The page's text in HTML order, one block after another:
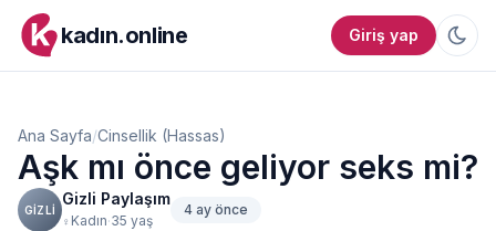
kadın.online Giriş yap
Ana Sayfa/Cinsellik (Hassas)
Aşk mı önce geliyor seks mi?
GIZLI
Gizli Paylaşım
♀ Kadın·35 yaş
4 ay önce